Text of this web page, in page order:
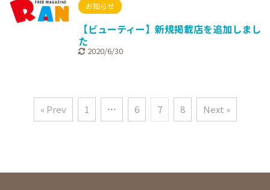
お知らせ
【ビューティー】新規掲載店を追加しまし
た
2020/6/30
« Prev 1 … 6 7 8 Next »